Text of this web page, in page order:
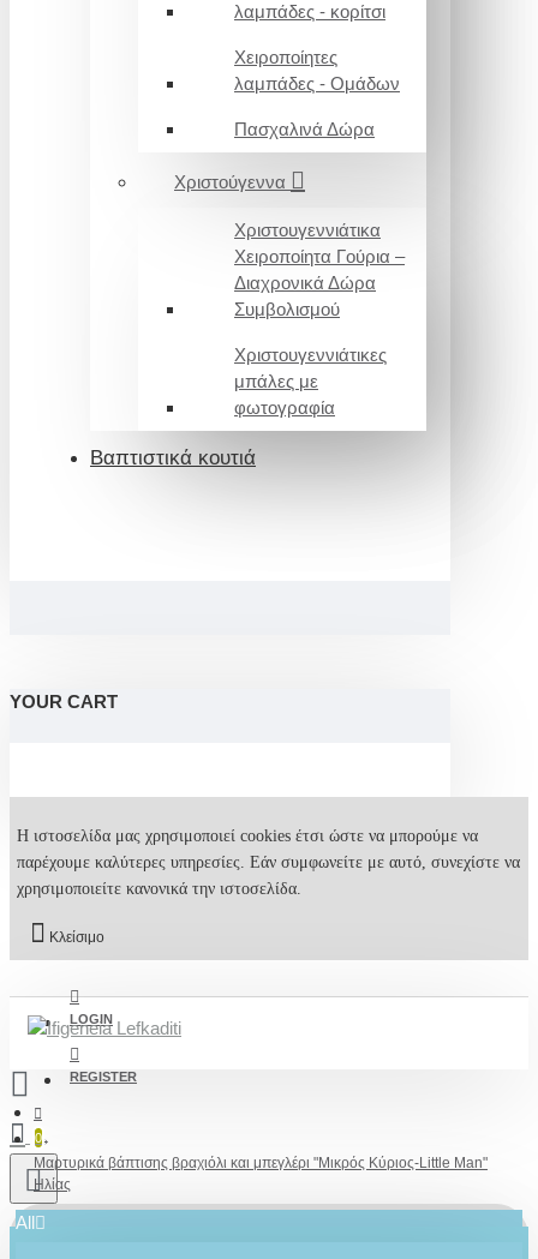
λαμπάδες - κορίτσι
Χειροποίητες
λαμπάδες - Ομάδων
Πασχαλινά Δώρα
Χριστούγεννα
Χριστουγεννιάτικα
Χειροποίητα Γούρια –
Διαχρονικά Δώρα
Συμβολισμού
Χριστουγεννιάτικες
μπάλες με
φωτογραφία
Βαπτιστικά κουτιά
YOUR CART
Η ιστοσελίδα μας χρησιμοποιεί cookies έτσι ώστε να μπορούμε να
παρέχουμε καλύτερες υπηρεσίες. Εάν συμφωνείτε με αυτό, συνεχίστε να
χρησιμοποιείτε κανονικά την ιστοσελίδα.
Κλείσιμο
LOGIN
REGISTER
0
All
Μαρτυρικά βάπτισης βραχιόλι και μπεγλέρι "Μικρός Κύριος-Little Man"
Ηλίας